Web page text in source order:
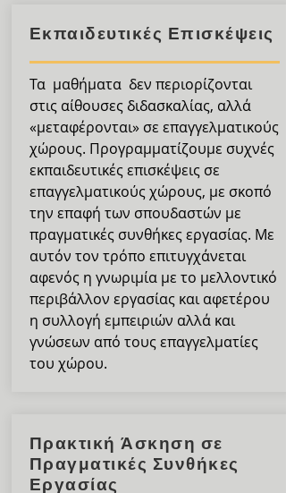
Εκπαιδευτικές Επισκέψεις
Τα μαθήματα δεν περιορίζονται
στις αίθουσες διδασκαλίας, αλλά
«μεταφέρονται» σε επαγγελματικούς
χώρους. Προγραμματίζουμε συχνές
εκπαιδευτικές επισκέψεις σε
επαγγελματικούς χώρους, με σκοπό
την επαφή των σπουδαστών με
πραγματικές συνθήκες εργασίας. Με
αυτόν τον τρόπο επιτυγχάνεται
αφενός η γνωριμία με το μελλοντικό
περιβάλλον εργασίας και αφετέρου
η συλλογή εμπειριών αλλά και
γνώσεων από τους επαγγελματίες
του χώρου.
Πρακτική Άσκηση σε
Πραγματικές Συνθήκες
Εργασίας